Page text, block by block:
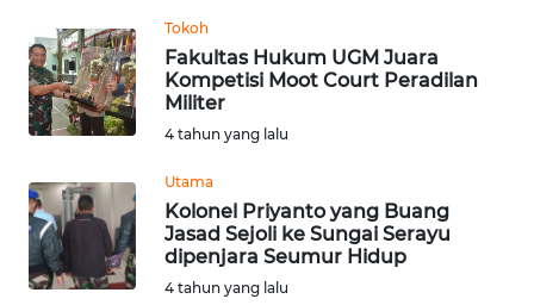
Tokoh
Fakultas Hukum UGM Juara
Kompetisi Moot Court Peradilan
Militer
4 tahun yang lalu
Utama
Kolonel Priyanto yang Buang
Jasad Sejoli ke Sungai Serayu
dipenjara Seumur Hidup
4 tahun yang lalu
SULTRA
WN
NTB
WN
SULTENG
WN